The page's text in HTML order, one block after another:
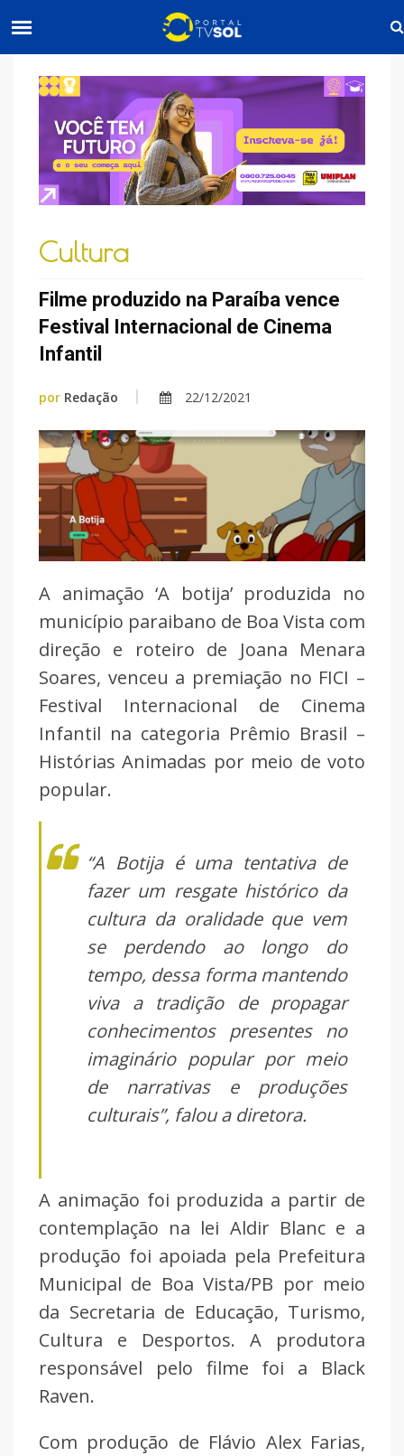
Cultura
Filme produzido na Paraíba vence
Festival Internacional de Cinema
Infantil
por Redação 22/12/2021
A animação ‘A botija’ produzida no
município paraibano de Boa Vista com
direção e roteiro de Joana Menara
Soares, venceu a premiação no FICI –
Festival Internacional de Cinema
Infantil na categoria Prêmio Brasil –
Histórias Animadas por meio de voto
popular.
“A Botija é uma tentativa de
fazer um resgate histórico da
cultura da oralidade que vem
se perdendo ao longo do
tempo, dessa forma mantendo
viva a tradição de propagar
conhecimentos presentes no
imaginário popular por meio
de narrativas e produções
culturais”, falou a diretora.
A animação foi produzida a partir de
contemplação na lei Aldir Blanc e a
produção foi apoiada pela Prefeitura
Municipal de Boa Vista/PB por meio
da Secretaria de Educação, Turismo,
Cultura e Desportos. A produtora
responsável pelo filme foi a Black
Raven.
Com produção de Flávio Alex Farias,